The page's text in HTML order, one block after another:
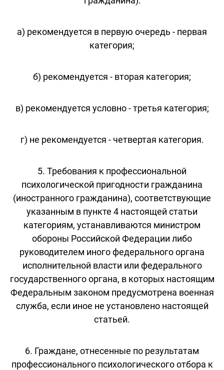
а) рекомендуется в первую очередь - первая
категория;
б) рекомендуется - вторая категория;
в) рекомендуется условно - третья категория;
г) не рекомендуется - четвертая категория.
5. Требования к профессиональной
психологической пригодности гражданина
(иностранного гражданина), соответствующие
указанным в пункте 4 настоящей статьи
категориям, устанавливаются министром
обороны Российской Федерации либо
руководителем иного федерального органа
исполнительной власти или федерального
государственного органа, в которых настоящим
Федеральным законом предусмотрена военная
служба, если иное не установлено настоящей
статьей.
6. Граждане, отнесенные по результатам
профессионального психологического отбора к